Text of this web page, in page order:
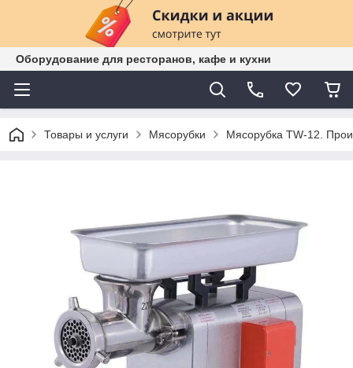
Оборудование для ресторанов, кафе и кухни
Товары и услуги Мясорубки Мясорубка TW-12.